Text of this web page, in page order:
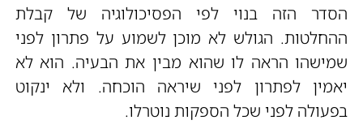
הסדר הזה בנוי לפי הפסיכולוגיה של קבלת
ההחלטות. הגולש לא מוכן לשמוע על פתרון לפני
שמישהו הראה לו שהוא מבין את הבעיה. הוא לא
יאמין לפתרון לפני שיראה הוכחה. ולא ינקוט
בפעולה לפני שכל הספקות נוטרלו.